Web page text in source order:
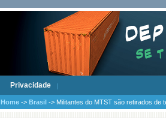
Privacidade
Home -> Brasil -> Militantes do MTST são retirados de